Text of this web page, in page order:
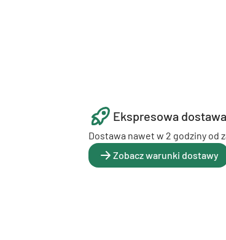
Ekspresowa dostawa
Dostawa nawet w 2 godziny od
Zobacz warunki dostawy